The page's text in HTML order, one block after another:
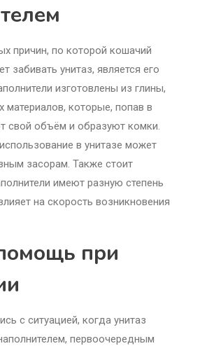
причин, по которой кошачий
забивать унитаз, является его
изготовлены из глины,
материалов, которые, попав в
свой объём и образуют комки.
в унитазе может
засорам. Также стоит
имеют разную степень
на скорость возникновения
при
с ситуацией, когда унитаз
первоочередным